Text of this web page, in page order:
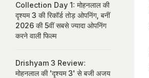
Collection Day 1: मोहनलाल की
दृश्यम 3 की रिकॉर्ड तोड़ ओपनिंग, बनीं
2026 की 5वीं सबसे ज्यादा ओपनिंग
करने वाली फिल्म
Drishyam 3 Review:
मोहनलाल की 'दृश्यम 3' से बजी अजय